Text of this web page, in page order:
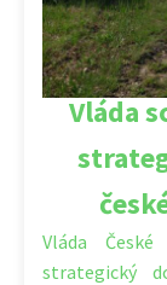
Vláda
Vláda
strategický